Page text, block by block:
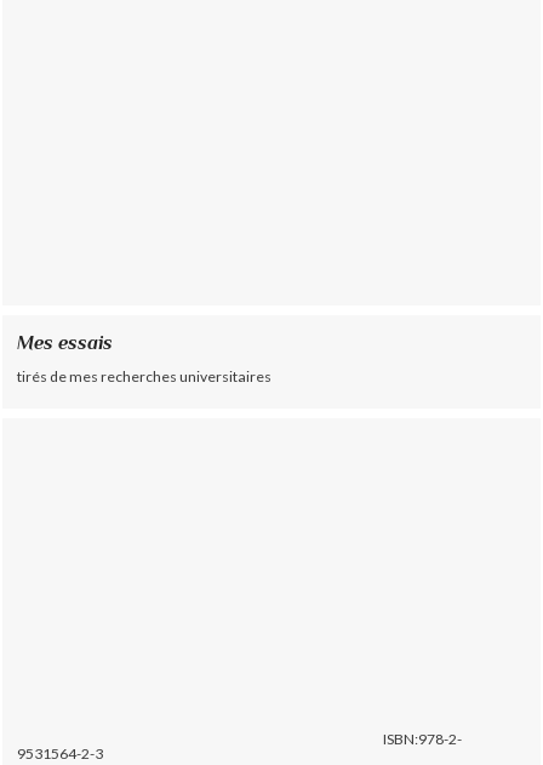
Mes essais
tirés de mes recherches universitaires
ISBN:978-2-
9531564-2-3